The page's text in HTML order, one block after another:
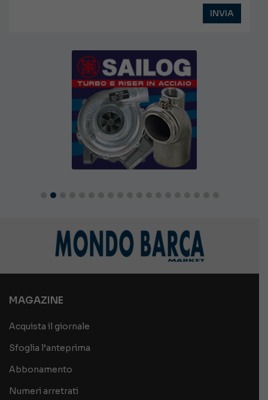
MAGAZINE
Acquista il giornale
Sfoglia l’anteprima
Abbonamento
Numeri arretrati